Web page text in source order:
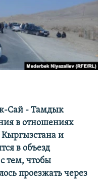
Сай - Тамдык
в отношениях
и
в объезд
тем, чтобы
проезжать через